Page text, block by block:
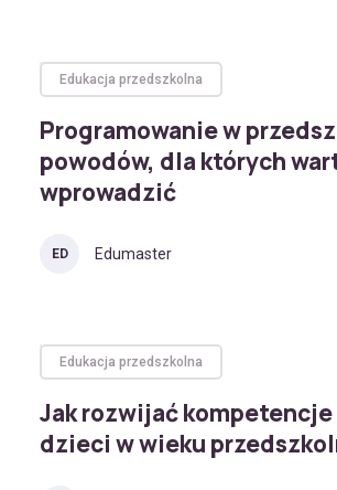
Edukacja przedszkolna
Programowanie w
powodów, dla których
wprowadzić
ED Edumaster
Edukacja przedszkolna
Jak rozwijać
dzieci w wieku